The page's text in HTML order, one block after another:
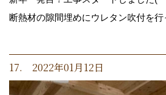
断熱材の隙間埋めにウレタン吹付を行
17. 2022年01月12日